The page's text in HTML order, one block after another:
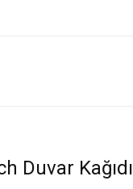
Duvar Kağıdı